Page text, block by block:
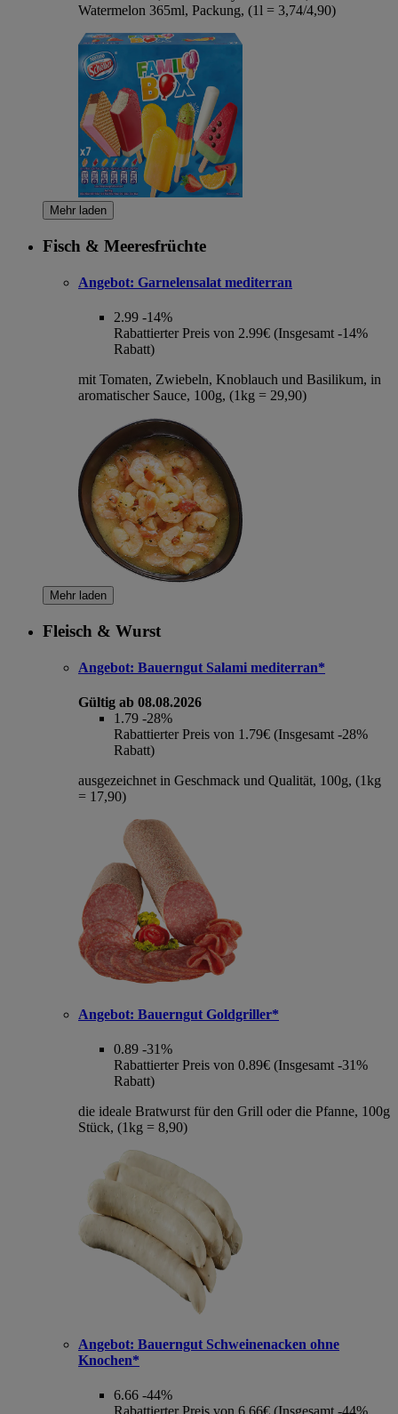
Watermelon 365ml, Packung, (1l = 3,74/4,90)
Mehr laden
Fisch & Meeresfrüchte
Angebot: Garnelensalat mediterran
2.99 -14%
Rabattierter Preis von 2.99€ (Insgesamt -14%
Rabatt)
mit Tomaten, Zwiebeln, Knoblauch und Basilikum, in
aromatischer Sauce, 100g, (1kg = 29,90)
Mehr laden
Fleisch & Wurst
Angebot: Bauerngut Salami mediterran*
Gültig ab 08.08.2026
1.79 -28%
Rabattierter Preis von 1.79€ (Insgesamt -28%
Rabatt)
ausgezeichnet in Geschmack und Qualität, 100g, (1kg
= 17,90)
Angebot: Bauerngut Goldgriller*
0.89 -31%
Rabattierter Preis von 0.89€ (Insgesamt -31%
Rabatt)
die ideale Bratwurst für den Grill oder die Pfanne, 100g
Stück, (1kg = 8,90)
Angebot: Bauerngut Schweinenacken ohne
Knochen*
6.66 -44%